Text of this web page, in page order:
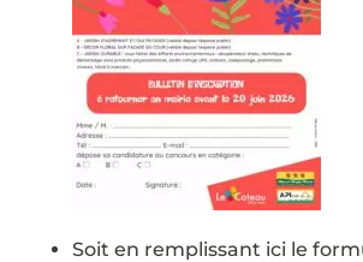
Soit en remplissant ici le